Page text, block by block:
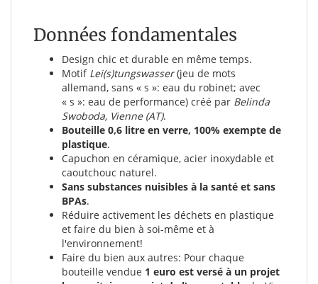
Données fondamentales
Design chic et durable en même temps.
Motif Lei(s)tungswasser(jeu de mots
allemand, sans « s »: eau du robinet; avec
« s »: eau de performance) créé par Belinda
Swoboda, Vienne (AT).
Bouteille 0,6 litre en verre, 100% exempte de
plastique.
Capuchon en céramique, acier inoxydable et
caoutchouc naturel.
Sans substances nuisibles à la santé et sans
BPAs.
Réduire activement les déchets en plastique
et faire du bien à soi-même et à
l'environnement!
Faire du bien aux autres: Pour chaque
bouteille vendue 1 euro est versé à un projet